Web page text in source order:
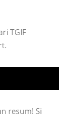
TGIF
resum! Si